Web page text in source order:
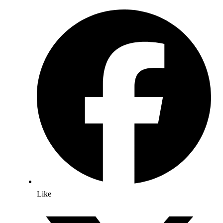
Like